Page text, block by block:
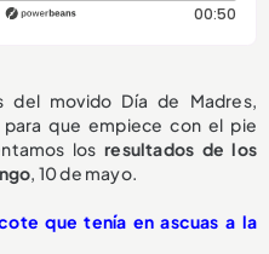
0 segundos 00:50
del movido Día de Madres,
para que empiece con el pie
losresultados de los
, 10 de mayo.
que tenía en ascuas a la